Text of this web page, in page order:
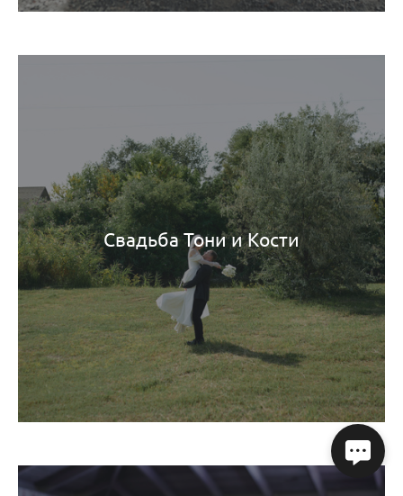
Свадьба Тони и Кости